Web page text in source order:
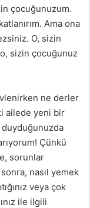
çocuğunuzum.
Ama ona
O, sizin
sizin çocuğunuz
ne derler
ailede yeni bir
duyduğunuzda
Çünkü
sorunlar
nasıl yemek
veya çok
ile ilgili